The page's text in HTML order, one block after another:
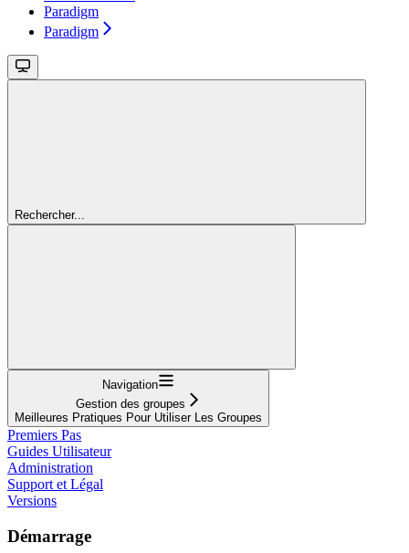
Paradigm
Paradigm
Rechercher...
Navigation
Gestion des groupes
Meilleures Pratiques Pour Utiliser Les Groupes
Premiers Pas
Guides Utilisateur
Administration
Support et Légal
Versions
Démarrage